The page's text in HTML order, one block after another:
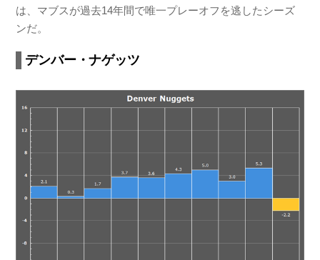
は、マブスが過去14年間で唯一プレーオフを逃したシーズ
ンだ。
デンバー・ナゲッツ